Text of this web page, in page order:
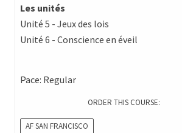
Les unités
Unité 5 - Jeux des lois
Unité 6 - Conscience en éveil
Pace: Regular
ORDER THIS COURSE:
AF SAN FRANCISCO